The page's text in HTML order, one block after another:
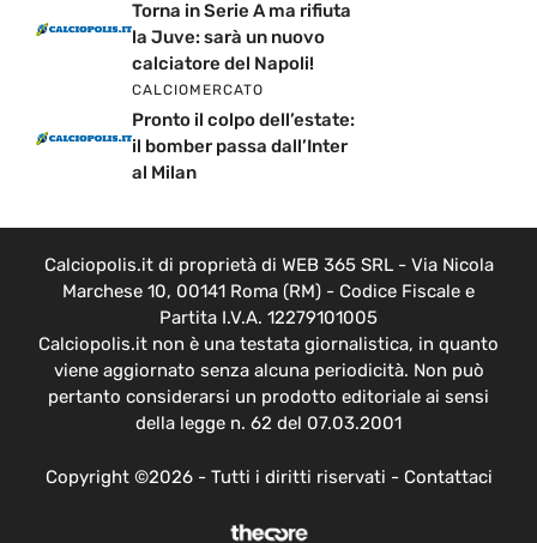
Torna in Serie A ma rifiuta
la Juve: sarà un nuovo
calciatore del Napoli!
CALCIOMERCATO
Pronto il colpo dell’estate:
il bomber passa dall’Inter
al Milan
Calciopolis.it di proprietà di WEB 365 SRL - Via Nicola
Marchese 10, 00141 Roma (RM) - Codice Fiscale e
Partita I.V.A. 12279101005
Calciopolis.it non è una testata giornalistica, in quanto
viene aggiornato senza alcuna periodicità. Non può
pertanto considerarsi un prodotto editoriale ai sensi
della legge n. 62 del 07.03.2001
Copyright ©2026 - Tutti i diritti riservati - Contattaci